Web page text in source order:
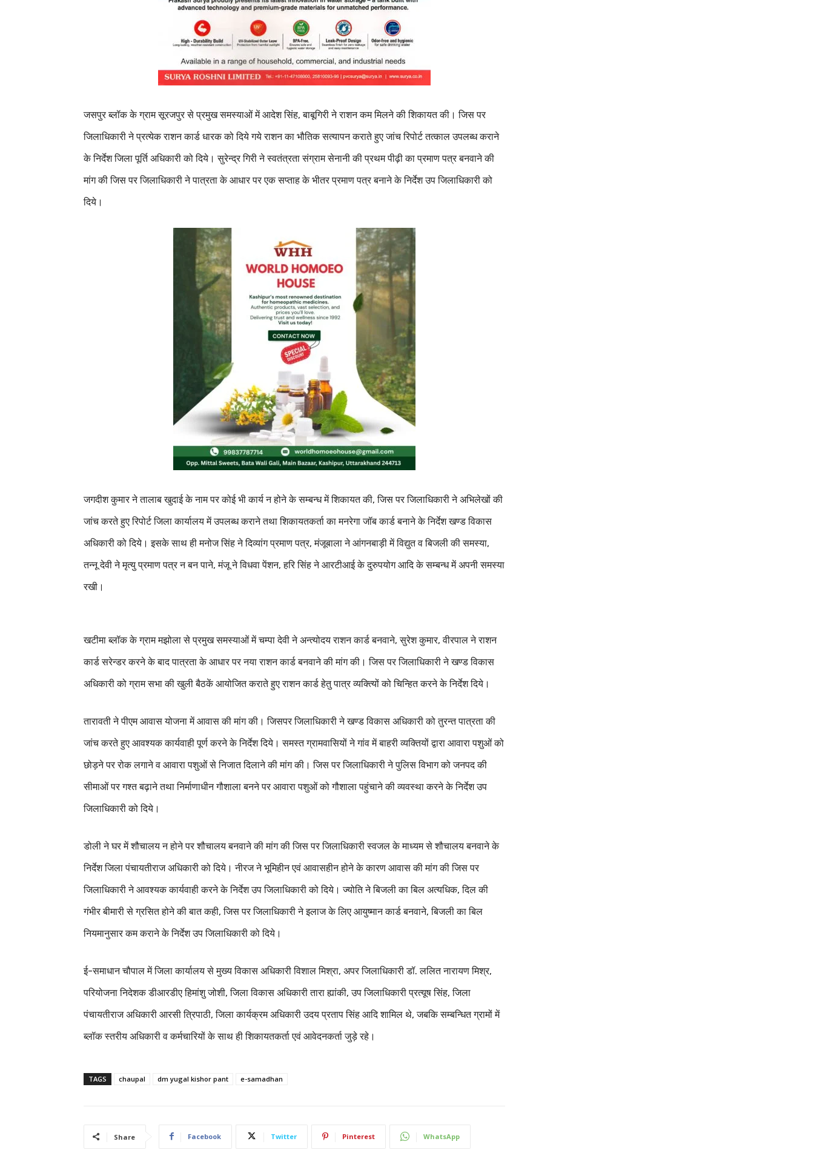
जसपुर ब्लॉक के ग्राम सूरजपुर से प्रमुख समस्याओं में आदेश सिंह, बाबूगिरी ने राशन कम मिलने की शिकायत की। जिस पर
जिलाधिकारी ने प्रत्येक राशन कार्ड धारक को दिये गये राशन का भौतिक सत्यापन कराते हुए जांच रिपोर्ट तत्काल उपलब्ध कराने
के निर्देश जिला पूर्ति अधिकारी को दिये। सुरेन्द्र गिरी ने स्वतंत्रता संग्राम सेनानी की प्रथम पीढ़ी का प्रमाण पत्र बनवाने की
मांग की जिस पर जिलाधिकारी ने पात्रता के आधार पर एक सप्ताह के भीतर प्रमाण पत्र बनाने के निर्देश उप जिलाधिकारी को
दिये।
जगदीश कुमार ने तालाब खुदाई के नाम पर कोई भी कार्य न होने के सम्बन्ध में शिकायत की, जिस पर जिलाधिकारी ने अभिलेखों की
जांच करते हुए रिपोर्ट जिला कार्यालय में उपलब्ध कराने तथा शिकायतकर्ता का मनरेगा जॉब कार्ड बनाने के निर्देश खण्ड विकास
अधिकारी को दिये। इसके साथ ही मनोज सिंह ने दिव्यांग प्रमाण पत्र, मंजूबाला ने आंगनबाड़ी में विद्युत व बिजली की समस्या,
तन्नू देवी ने मृत्यु प्रमाण पत्र न बन पाने, मंजू ने विधवा पेंशन, हरि सिंह ने आरटीआई के दुरुपयोग आदि के सम्बन्ध में अपनी समस्या
रखी।
खटीमा ब्लॉक के ग्राम मझोला से प्रमुख समस्याओं में चम्पा देवी ने अन्त्योदय राशन कार्ड बनवाने, सुरेश कुमार, वीरपाल ने राशन
कार्ड सरेन्डर करने के बाद पात्रता के आधार पर नया राशन कार्ड बनवाने की मांग की। जिस पर जिलाधिकारी ने खण्ड विकास
अधिकारी को ग्राम सभा की खुली बैठकें आयोजित कराते हुए राशन कार्ड हेतु पात्र व्यक्त्यिों को चिन्हित करने के निर्देश दिये।
तारावती ने पीएम आवास योजना में आवास की मांग की। जिसपर जिलाधिकारी ने खण्ड विकास अधिकारी को तुरन्त पात्रता की
जांच करते हुए आवश्यक कार्यवाही पूर्ण करने के निर्देश दिये। समस्त ग्रामवासियों ने गांव में बाहरी व्यक्तियों द्वारा आवारा पशुओं को
छोड़ने पर रोक लगाने व आवारा पशुओं से निजात दिलाने की मांग की। जिस पर जिलाधिकारी ने पुलिस विभाग को जनपद की
सीमाओं पर गश्त बढ़ाने तथा निर्माणाधीन गौशाला बनने पर आवारा पशुओं को गौशाला पहुंचाने की व्यवस्था करने के निर्देश उप
जिलाधिकारी को दिये।
डोली ने घर में शौचालय न होने पर शौचालय बनवाने की मांग की जिस पर जिलाधिकारी स्वजल के माध्यम से शौचालय बनवाने के
निर्देश जिला पंचायतीराज अधिकारी को दिये। नीरज ने भूमिहीन एवं आवासहीन होने के कारण आवास की मांग की जिस पर
जिलाधिकारी ने आवश्यक कार्यवाही करने के निर्देश उप जिलाधिकारी को दिये। ज्योति ने बिजली का बिल अत्यधिक, दिल की
गंभीर बीमारी से ग्रसित होने की बात कही, जिस पर जिलाधिकारी ने इलाज के लिए आयुष्मान कार्ड बनवाने, बिजली का बिल
नियमानुसार कम कराने के निर्देश उप जिलाधिकारी को दिये।
ई-समाधान चौपाल में जिला कार्यालय से मुख्य विकास अधिकारी विशाल मिश्रा, अपर जिलाधिकारी डॉ. ललित नारायण मिश्र,
परियोजना निदेशक डीआरडीए हिमांशु जोशी, जिला विकास अधिकारी तारा ह्यांकी, उप जिलाधिकारी प्रत्यूष सिंह, जिला
पंचायतीराज अधिकारी आरसी त्रिपाठी, जिला कार्यक्रम अधिकारी उदय प्रताप सिंह आदि शामिल थे, जबकि सम्बन्धित ग्रामों में
ब्लॉक स्तरीय अधिकारी व कर्मचारियों के साथ ही शिकायतकर्ता एवं आवेदनकर्ता जुड़े रहे।
TAGS chaupal dm yugal kishor pant e-samadhan
Share Facebook Twitter Pinterest WhatsApp